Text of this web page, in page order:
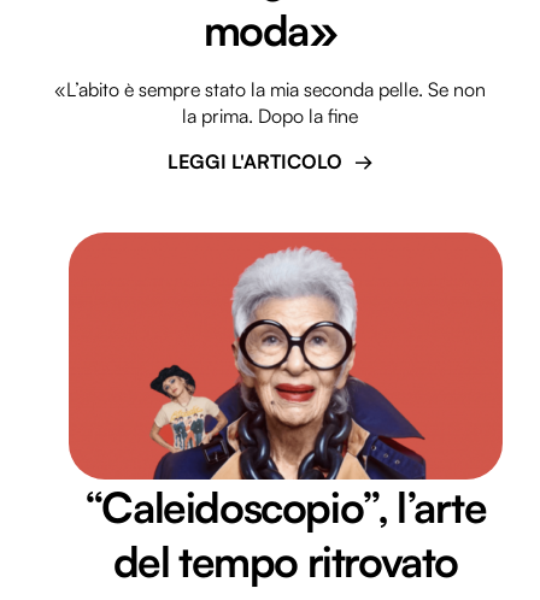
moda»
«L’abito è sempre stato la mia seconda pelle. Se non
la prima. Dopo la fine
LEGGI L'ARTICOLO
“Caleidoscopio”, l’arte
del tempo ritrovato